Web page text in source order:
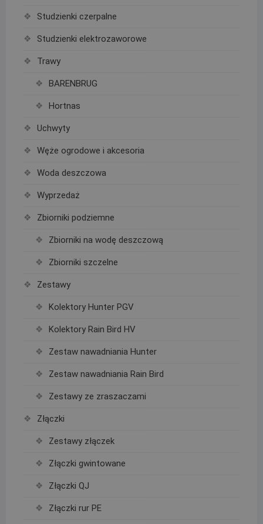
Studzienki czerpalne
Studzienki elektrozaworowe
Trawy
BARENBRUG
Hortnas
Uchwyty
Węże ogrodowe i akcesoria
Woda deszczowa
Wyprzedaż
Zbiorniki podziemne
Zbiorniki na wodę deszczową
Zbiorniki szczelne
Zestawy
Kolektory Hunter PGV
Kolektory Rain Bird HV
Zestaw nawadniania Hunter
Zestaw nawadniania Rain Bird
Zestawy ze zraszaczami
Złączki
Zestawy złączek
Złączki gwintowane
Złączki QJ
Złączki rur PE